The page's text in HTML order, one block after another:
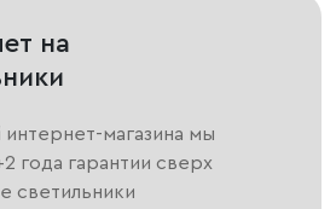
на
интернет-магазина мы
года гарантии сверх
светильники